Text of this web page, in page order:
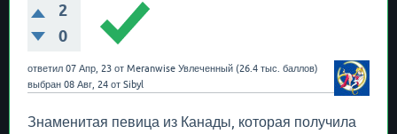
2
0
ответил 07 Апр, 23 от Meranwise Увлеченный (26.4 тыс. баллов)
выбран 08 Авг, 24 от Sibyl
Знаменитая певица из Канады, которая получила